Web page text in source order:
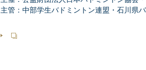
主管：中部学生バドミントン連盟・石川県